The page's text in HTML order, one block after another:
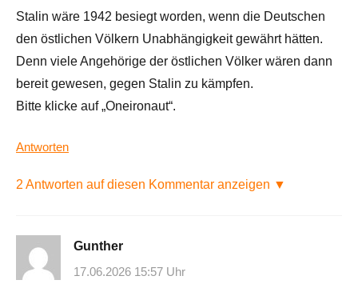
Stalin wäre 1942 besiegt worden, wenn die Deutschen
den östlichen Völkern Unabhängigkeit gewährt hätten.
Denn viele Angehörige der östlichen Völker wären dann
bereit gewesen, gegen Stalin zu kämpfen.
Bitte klicke auf „Oneironaut“.
Antworten
2 Antworten auf diesen Kommentar anzeigen ▼
Gunther
17.06.2026 15:57 Uhr